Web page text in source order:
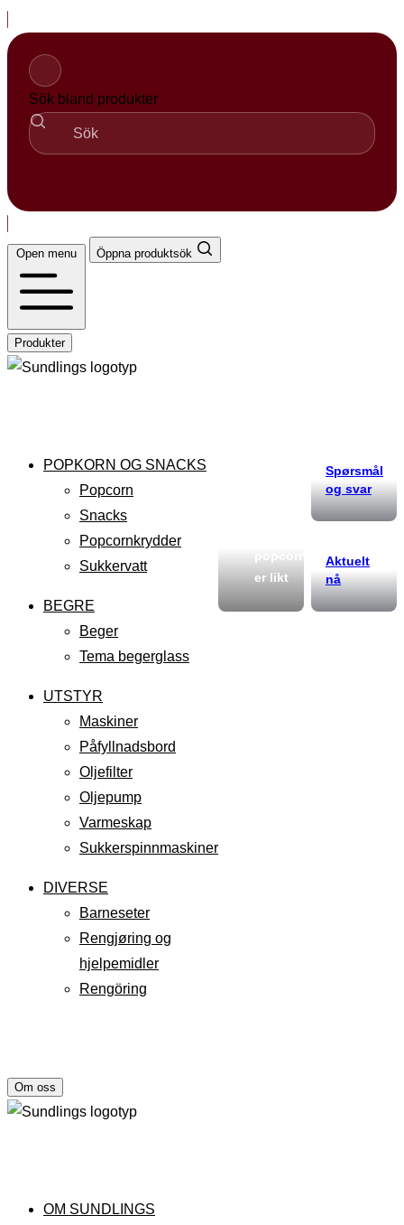
til
innhold
Sök bland produkter
Open menu Öppna produktsök
Produkter
POPKORN OG SNACKS
Popcorn
Snacks
Popcornkrydder
Sukkervatt
BEGRE
Beger
Tema begerglass
UTSTYR
Maskiner
Påfyllnadsbord
Oljefilter
Oljepump
Varmeskap
Sukkerspinnmaskiner
DIVERSE
Barneseter
Rengjøring og
hjelpemidler
Rengöring
er likt
Spørsmål
og svar
Aktuelt
nå
Om oss
OM SUNDLINGS